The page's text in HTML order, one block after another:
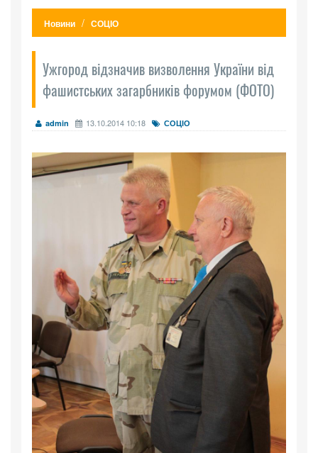
Новини СОЦІО
Ужгород відзначив визволення України від
фашистських загарбників форумом (ФОТО)
admin 13.10.2014 10:18 СОЦІО